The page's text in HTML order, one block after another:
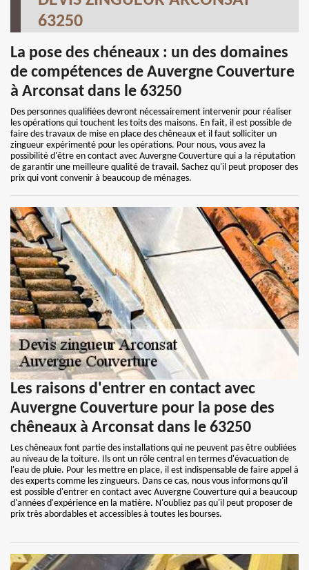
63250
La pose des chéneaux : un des domaines
de compétences de Auvergne Couverture
à Arconsat dans le 63250
Des personnes qualifiées devront nécessairement intervenir pour réaliser
les opérations qui touchent les toits des maisons. En fait, il est possible de
faire des travaux de mise en place des chêneaux et il faut solliciter un
zingueur expérimenté pour les opérations. Pour nous, vous avez la
possibilité d'être en contact avec Auvergne Couverture qui a la réputation
de garantir une meilleure qualité de travail. Sachez qu'il peut proposer des
prix qui vont convenir à beaucoup de ménages.
Les raisons d'entrer en contact avec
Auvergne Couverture pour la pose des
chêneaux à Arconsat dans le 63250
Les chêneaux font partie des installations qui ne peuvent pas être oubliées
au niveau de la toiture. Ils ont un rôle central en termes d'évacuation de
l'eau de pluie. Pour les mettre en place, il est indispensable de faire appel à
des experts comme les zingueurs. Dans ce cas, nous vous informons qu'il
est possible d'entrer en contact avec Auvergne Couverture qui a beaucoup
d'années d'expérience en la matière. N'oubliez pas qu'il peut proposer de
prix très abordables et accessibles à toutes les bourses.